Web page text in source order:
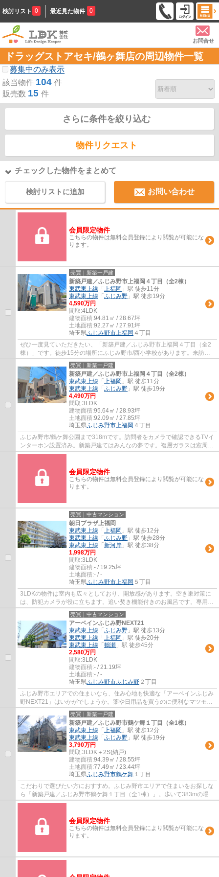
検討リスト 0 最近見た物件 0
お問合せ
ドラッグストアセキ/鶴ヶ舞店の周辺物件一覧
募集中のみ表示
該当物件 104 件
販売数 15 件
さらに条件を絞り込む
物件リクエスト
チェックした物件をまとめて
検討リストに追加 お問い合わせ
会員限定物件
こちらの物件は無料会員登録により閲覧が可能にな
ります。
売買｜新築一戸建
新築戸建／ふじみ野市上福岡４丁目（全2棟）
東武東上線 「 上福岡 」駅 徒歩11分
東武東上線 「 ふじみ野 」駅 徒歩19分
4,590万円
間取:4LDK
建物面積:94.81㎡ / 28.67坪
土地面積:92.27㎡ / 27.91坪
埼玉県ふじみ野市上福岡 ４丁目
ぜひ一度見ていただきたい、「新築戸建／ふじみ野市上福岡４丁目（全2
棟）」です。徒歩15分の場所にふじみ野市/西小学校があります。来訪者
の顔が見えるTVインターホン付き。お家の顔...
売買｜新築一戸建
新築戸建／ふじみ野市上福岡４丁目（全2棟）
東武東上線 「 上福岡 」駅 徒歩11分
東武東上線 「 ふじみ野 」駅 徒歩19分
4,490万円
間取:3LDK
建物面積:95.64㎡ / 28.93坪
土地面積:92.09㎡ / 27.85坪
埼玉県ふじみ野市上福岡 ４丁目
ふじみ野市/鶴ケ舞公園まで318mです。訪問者をカメラで確認できるTVイ
ンターホン設置済み。新築戸建てはみんなの夢です。複層ガラスは窓周り
の結露を防ぎ、カビの発生を抑えます。不動...
会員限定物件
こちらの物件は無料会員登録により閲覧が可能にな
ります。
売買｜中古マンション
朝日プラザ上福岡
東武東上線 「 上福岡 」駅 徒歩12分
東武東上線 「 ふじみ野 」駅 徒歩28分
東武東上線 「 新河岸 」駅 徒歩38分
1,998万円
間取:3LDK
建物面積:- / 19.25坪
土地面積:- / -
埼玉県ふじみ野市上福岡 ５丁目
3LDKの物件は室内も広々としており、開放感があります。空き巣対策に
は、防犯カメラが役に立ちます。追い焚き機能付きのお風呂です。専用ボ
ックスがあるので、配達員と顔を合わせずに...
売買｜中古マンション
アーベインふじみ野NEXT21
東武東上線 「 ふじみ野 」駅 徒歩13分
東武東上線 「 上福岡 」駅 徒歩20分
東武東上線 「 鶴瀬 」駅 徒歩45分
2,580万円
間取:3LDK
建物面積:- / 21.19坪
土地面積:- / -
埼玉県ふじみ野市ふじみ野 ２丁目
ふじみ野市エリアでの住まいなら、住み心地も快適な「アーベインふじみ
野NEXT21」はいかがでしょうか。薬や日用品を買うのに便利なマツモト
キヨシ/大井町店まで306mです。南東向きのお...
売買｜新築一戸建
新築戸建／ふじみ野市鶴ケ舞１丁目（全1棟）
東武東上線 「 上福岡 」駅 徒歩12分
東武東上線 「 ふじみ野 」駅 徒歩19分
3,790万円
間取:3LDK＋2S(納戸)
建物面積:94.39㎡ / 28.55坪
土地面積:77.49㎡ / 23.44坪
埼玉県ふじみ野市鶴ケ舞 １丁目
こだわりで選びたい方におすすめ。ふじみ野市エリアで住まいをお探しな
ら「新築戸建／ふじみ野市鶴ケ舞１丁目（全1棟）」。歩いて383mの場所
に、生鮮トップ/鶴ケ舞店があります。ふじ...
会員限定物件
こちらの物件は無料会員登録により閲覧が可能にな
ります。